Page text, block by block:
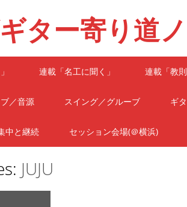
ター寄り道
連載「名工に聞く」 連載「教
／音源 スイング／グルーブ ギ
中と継続 セッション会場(＠横浜)
JUJU